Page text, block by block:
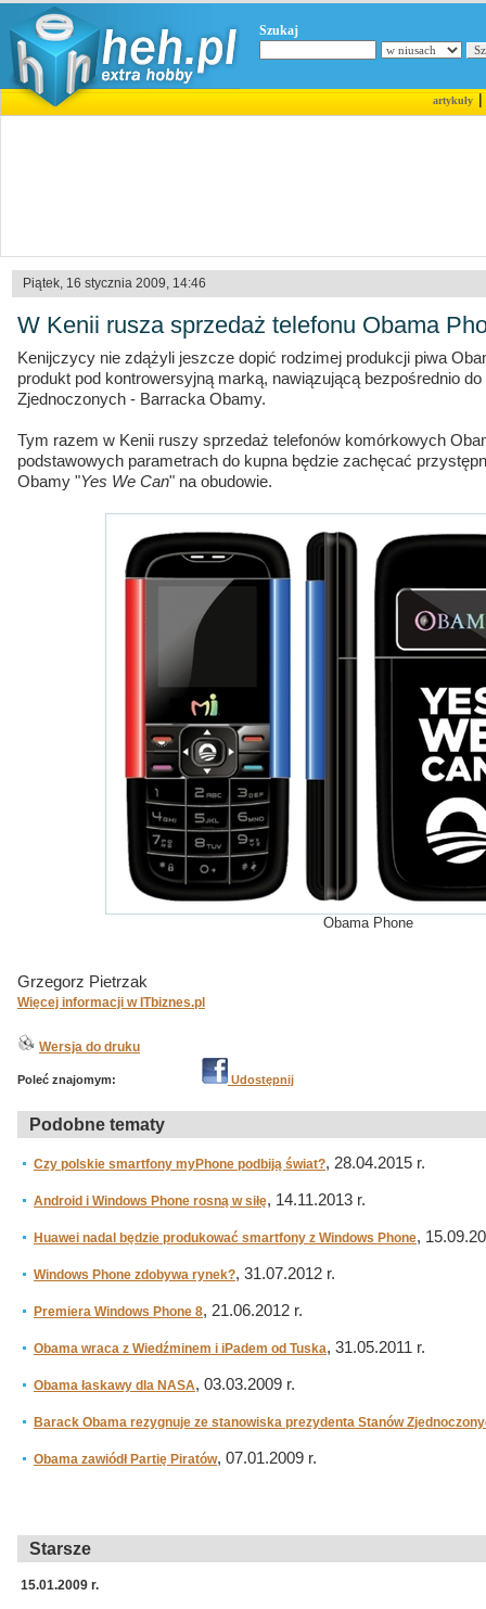
Szukaj
artykuły|
Piątek, 16 stycznia 2009, 14:46
W Kenii rusza sprzedaż telefonu Obama
Kenijczycy nie zdążyli jeszcze dopić rodzimej produkcji piwa
produkt pod kontrowersyjną marką, nawiązującą bezpośrednio
Zjednoczonych - Barracka Obamy.
Tym razem w Kenii ruszy sprzedaż telefonów komórkowych
podstawowych parametrach do kupna będzie zachęcać
Obamy "Yes We Can" na obudowie.
Obama Phone
Grzegorz Pietrzak
Więcej informacji w ITbiznes.pl
Wersja do druku
Poleć znajomym: Udostępnij
Podobne tematy
Czy polskie smartfony myPhone podbiją świat?, 28.04.2015 r.
Android i Windows Phone rosną w siłę, 14.11.2013 r.
Huawei nadal będzie produkować smartfony z Windows Phone,
Windows Phone zdobywa rynek?, 31.07.2012 r.
Premiera Windows Phone 8, 21.06.2012 r.
Obama wraca z Wiedźminem i iPadem od Tuska, 31.05.2011 r.
Obama łaskawy dla NASA, 03.03.2009 r.
Barack Obama rezygnuje ze stanowiska prezydenta Stanów
Obama zawiódł Partię Piratów, 07.01.2009 r.
Starsze
15.01.2009 r.